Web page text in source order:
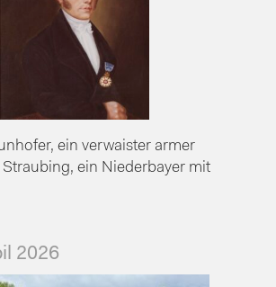
ein verwaister armer
ein Niederbayer mit
2026